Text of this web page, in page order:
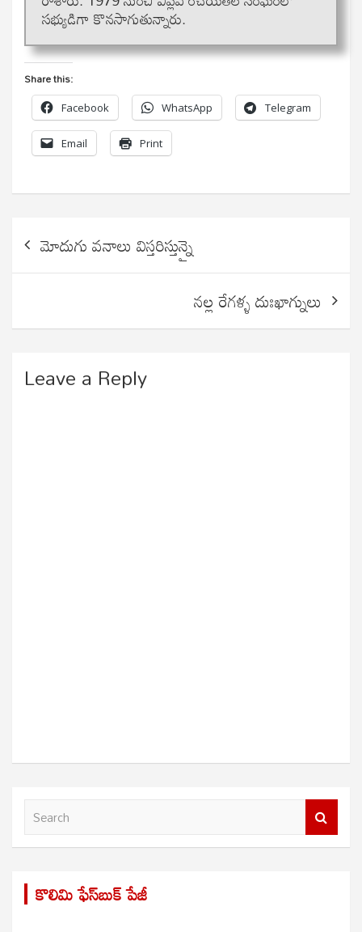
స‌భ్యుడిగా కొన‌సాగుతున్నారు.
Share this:
Facebook WhatsApp Telegram
Email Print
navigation
మోదుగు వనాలు విస్తరిస్తున్నై
నల్ల రేగళ్ళ దుఃఖాగ్నులు
Leave a Reply
a
r
c కొలిమి ఫేస్‌బుక్ పేజీ